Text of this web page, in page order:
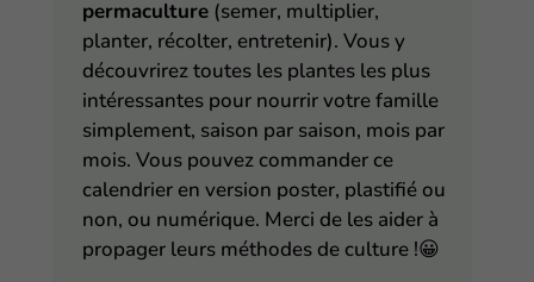
permaculture (semer, multiplier,
planter, récolter, entretenir). Vous y
découvrirez toutes les plantes les plus
intéressantes pour nourrir votre famille
simplement, saison par saison, mois par
mois. Vous pouvez commander ce
calendrier en version poster, plastifié ou
non, ou numérique. Merci de les aider à
propager leurs méthodes de culture !😀